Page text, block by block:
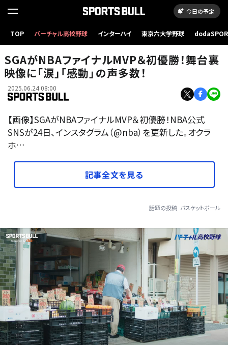
今日の予定
TOP バーチャル高校野球 インターハイ 東京六大学野球
SGAがNBAファイナルMVP＆初優勝！舞台裏
映像に「涙」「感動」の声多数！
2025.06.24 08:00
【画像】SGAがNBAファイナルMVP＆初優勝！NBA公式
SNSが24日、インスタグラム（@nba）を更新した。オクラ
ホ…
記事全文を見る
話題の投稿 バスケットボール